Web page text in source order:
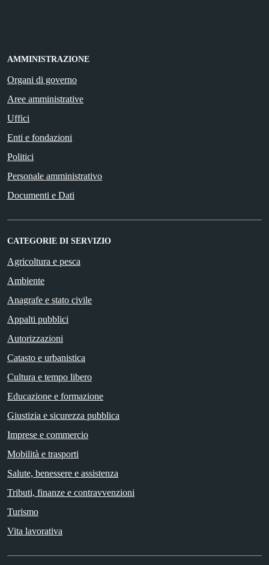
AMMINISTRAZIONE
Organi di governo
Aree amministrative
Uffici
Enti e fondazioni
Politici
Personale amministrativo
Documenti e Dati
CATEGORIE DI SERVIZIO
Agricoltura e pesca
Ambiente
Anagrafe e stato civile
Appalti pubblici
Autorizzazioni
Catasto e urbanistica
Cultura e tempo libero
Educazione e formazione
Giustizia e sicurezza pubblica
Imprese e commercio
Mobilità e trasporti
Salute, benessere e assistenza
Tributi, finanze e contravvenzioni
Turismo
Vita lavorativa